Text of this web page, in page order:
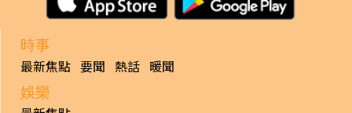
時事
最新焦點 要聞 熱話 暖聞
娛樂